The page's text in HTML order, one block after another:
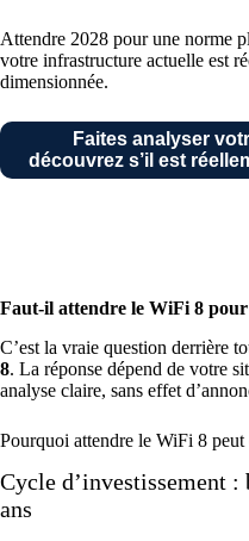
Attendre 2028 pour une norme
votre infrastructure actuelle est
dimensionnée.
Faites analyser
découvrez s’il est
Faut-il attendre le WiFi 8 pour
C’est la vraie question derrière
8. La réponse dépend de votre
analyse claire, sans effet
Pourquoi attendre le WiFi 8 peut
Cycle d’investissement
ans